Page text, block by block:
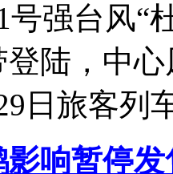
号强台风“
陆，中
日旅客列
响暂停